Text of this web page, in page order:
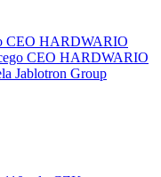
CEO HARDWARIO
CEO HARDWARIO
Jablotron Group